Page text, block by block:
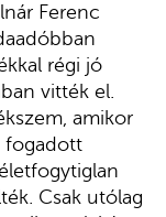
Ferenc
régi jó
vitték el.
amikor
fogadott
Csak utólag